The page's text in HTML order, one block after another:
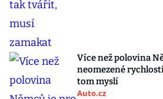
Více než polovina
neomezené
tom myslí
Auto.cz